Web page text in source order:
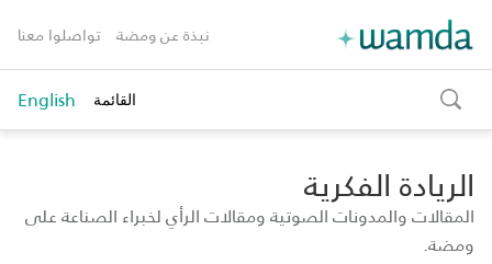
نبذة عن ومضة تواصلوا معنا
toggle
search
القائمة English
الريادة الفكرية
المقالات والمدونات الصوتية ومقالات الرأي لخبراء الصناعة على
ومضة.